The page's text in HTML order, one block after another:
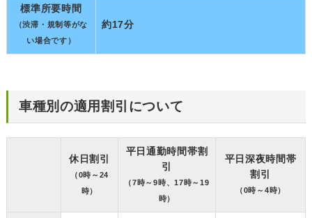
標準所要時間
（渋滞・規制等がな
い場合です）
約17分
車種別の適用割引について
休日割引
（0時～24
時）
平日通勤時間帯割
引
（7時～9時、17時～19
時）
平日深夜時間帯
割引
（0時～4時）